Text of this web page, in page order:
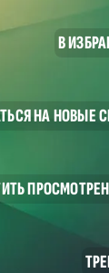
В
НА НОВЫЕ